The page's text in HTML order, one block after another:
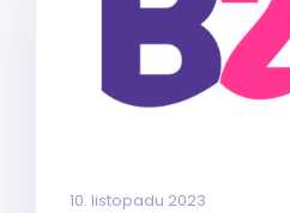
10. listopadu 2023